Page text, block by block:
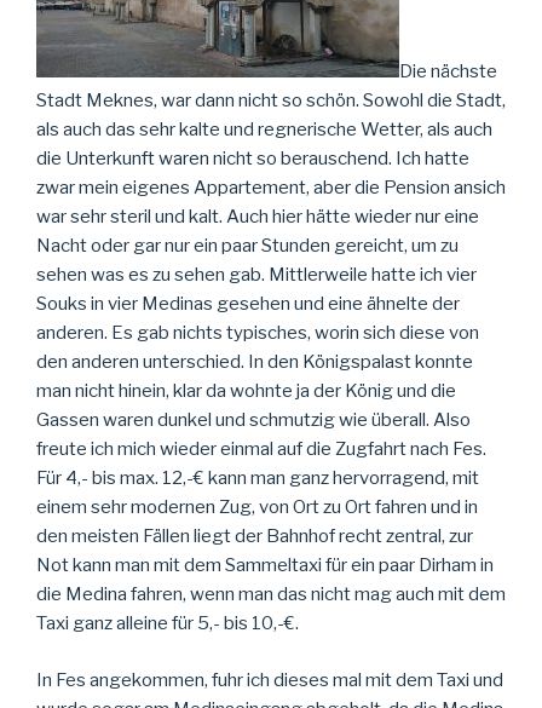
Die nächste
Stadt Meknes, war dann nicht so schön. Sowohl die Stadt,
als auch das sehr kalte und regnerische Wetter, als auch
die Unterkunft waren nicht so berauschend. Ich hatte
zwar mein eigenes Appartement, aber die Pension ansich
war sehr steril und kalt. Auch hier hätte wieder nur eine
Nacht oder gar nur ein paar Stunden gereicht, um zu
sehen was es zu sehen gab. Mittlerweile hatte ich vier
Souks in vier Medinas gesehen und eine ähnelte der
anderen. Es gab nichts typisches, worin sich diese von
den anderen unterschied. In den Königspalast konnte
man nicht hinein, klar da wohnte ja der König und die
Gassen waren dunkel und schmutzig wie überall. Also
freute ich mich wieder einmal auf die Zugfahrt nach Fes.
Für 4,- bis max. 12,-€ kann man ganz hervorragend, mit
einem sehr modernen Zug, von Ort zu Ort fahren und in
den meisten Fällen liegt der Bahnhof recht zentral, zur
Not kann man mit dem Sammeltaxi für ein paar Dirham in
die Medina fahren, wenn man das nicht mag auch mit dem
Taxi ganz alleine für 5,- bis 10,-€.
In Fes angekommen, fuhr ich dieses mal mit dem Taxi und